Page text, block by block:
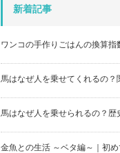
新着記事
ワンコの手作りごはんの換算指
馬はなぜ人を乗せてくれるの？
馬はなぜ人を乗せられるの？歴
金魚との生活 ～ベタ編～｜初